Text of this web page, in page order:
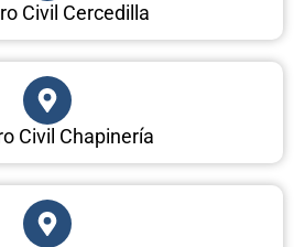
Civil Cercedilla
Civil Chapinería